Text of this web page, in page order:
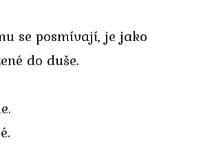
se posmívají, je jako
do duše.